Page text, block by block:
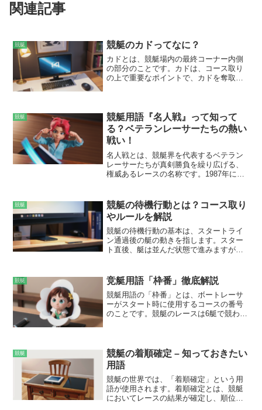
関連記事
競艇 競艇のカドってなに？
カドとは、競艇場内の最終コーナー内側
の部分のことです。カドは、コース取り
の上で重要なポイントで、カドを奪取す
し、最終コーナーでアウト側の艇を追い
抜く必要があります。
競艇
競艇用語『名人戦』って知って
る？ベテランレーサーたちの熱い
戦い！
名人戦とは、競艇界を代表するベテラン
レーサーたちが真剣勝負を繰り広げる、
権威あるレースの名称です。1987年に第1
獲得賞金上位者を中心に、過去にG1レー
スで優勝した実績のあるレーサーたちが
選出されます。レースは、予選、準優勝
戦、優勝戦の3日間で行われ、最終日には
優勝賞金1億円が懸けられます。
競艇
競艇の待機行動とは？コース取り
やルールを解説
競艇の待機行動の基本は、スタートライ
ン通過後の艇の動きを指します。スター
ト直後、艇は並んだ状態で進みますが、
コース取りをするまでは、一定の速度で
慎重に待機することが求められます。待
機行動の主な目的は、艇同士の接触を避
けることです。各艇は決め打ちのコース
を割り当てられており、それまで無謀な
から加速を始めるのが基本です。
競艇 竞艇用語「枠番」徹底解説
競艇用語の「枠番」とは、ボートレーサ
ーがスタート時に使用するコースの番号
のことです。競艇のレースは6艇で競わ
速いボート順に1号艇から6号艇まで決定
されます。スタートタイミングとは、ス
タート合図からスタートラインを通過す
るまでのタイム差のことです。
競艇
競艇の着順確定 – 知っておきたい
用語
競艇の世界では、「着順確定」という用
語が使用されます。着順確定とは、競艇
においてレースの結果が確定し、順位が